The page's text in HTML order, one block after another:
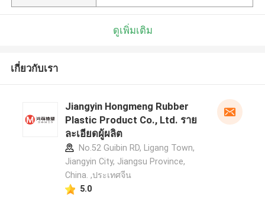
ดูเพิ่มเติม
เกี่ยวกับเรา
Jiangyin Hongmeng Rubber
Plastic Product Co., Ltd. ราย
ละเอียดผู้ผลิต
No.52 Guibin RD, Ligang Town,
Jiangyin City, Jiangsu Province,
China. ,ประเทศจีน
5.0